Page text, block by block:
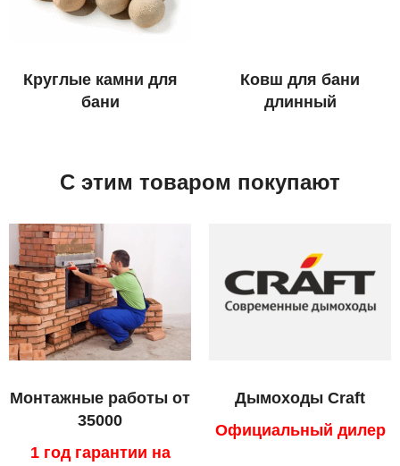
Круглые камни для
бани
Ковш для бани
длинный
С этим товаром покупают
Монтажные работы от
35000
1 год гарантии на
Дымоходы Craft
Официальный дилер